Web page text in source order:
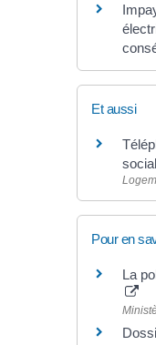
Et aussi
Pour en
La